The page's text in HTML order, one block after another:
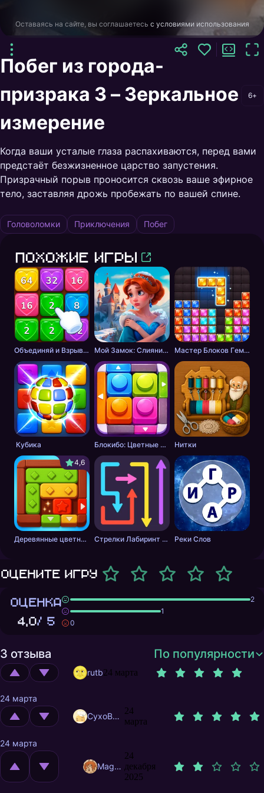
Оставаясь на сайте, вы соглашаетесь с условиями использования
Побег из города-
призрака 3 – Зеркальное
измерение
6+
Когда ваши усталые глаза распахиваются, перед вами
предстаёт безжизненное царство запустения.
Призрачный порыв проносится сквозь ваше эфирное
тело, заставляя дрожь пробежать по вашей спине.
Головоломки Приключения Побег
Похожие игры
Объединяй и Взрывай + 2048 Мой Замок: Слияние и История Мастер Блоков Гeм Пазл
Кубика Блокибо: Цветные блоки
Нитки
4,6
Деревянные цветные блоки Стрелки Лабиринт - Цветной путь Реки Слов
Оцените игру
ОЦЕНКА
4,0/ 5
2
1
0
3 отзыва По популярности
rutb24 марта
24 марта
CyxoB666
24
марта
24 марта
MagnificentMrFox
24
декабря
2025